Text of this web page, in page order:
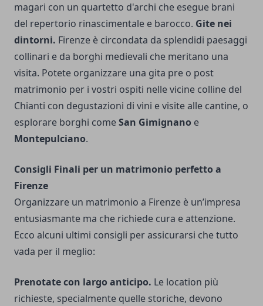
magari con un quartetto d'archi che esegue brani
del repertorio rinascimentale e barocco. Gite nei
dintorni. Firenze è circondata da splendidi paesaggi
collinari e da borghi medievali che meritano una
visita. Potete organizzare una gita pre o post
matrimonio per i vostri ospiti nelle vicine colline del
Chianti con degustazioni di vini e visite alle cantine, o
esplorare borghi comeSan Gimignano e
Montepulciano.
Consigli Finali per un matrimonio perfetto a
Firenze
Organizzare un matrimonio a Firenze è un’impresa
entusiasmante ma che richiede cura e attenzione.
Ecco alcuni ultimi consigli per assicurarsi che tutto
vada per il meglio:
Prenotate con largo anticipo. Le location più
richieste, specialmente quelle storiche, devono